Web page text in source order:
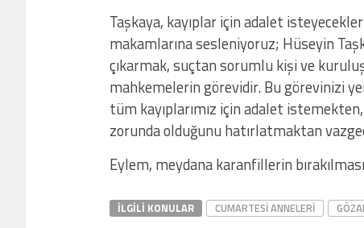
Taşkaya, kayıplar için adalet
makamlarına sesleniyoruz; Hüseyin
çıkarmak, suçtan sorumlu kişi ve
mahkemelerin görevidir. Bu görevinizi
tüm kayıplarımız için adalet
zorunda olduğunu hatırlatmaktan
Eylem, meydana karanfillerin
İLGILI KONULAR CUMARTESI ANNELERI